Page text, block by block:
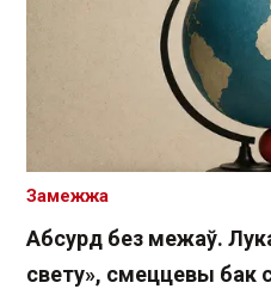
Абсурд без межаў.
свету», смеццевы бак
Замежжа